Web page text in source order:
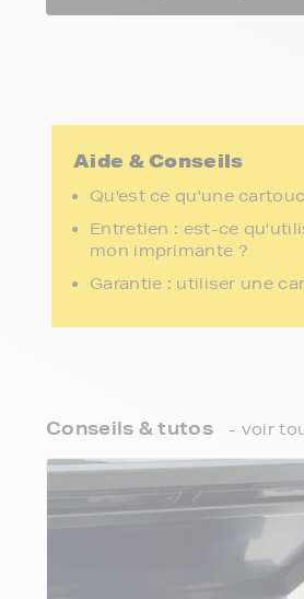
Aide & Conseils
Qu'est ce qu'une
Entretien : est-ce
mon imprimante ?
Garantie : utiliser une
Conseils & tutos - voir